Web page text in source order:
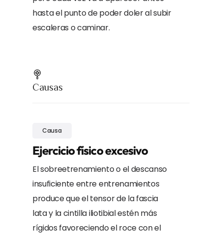
hasta el punto de poder doler al subir
escaleras o caminar.
Causas
Causa
Ejercicio físico excesivo
El sobreetrenamiento o el descanso
insuficiente entre entrenamientos
produce que el tensor de la fascia
lata y la cintilla iliotibial estén más
rígidos favoreciendo el roce con el